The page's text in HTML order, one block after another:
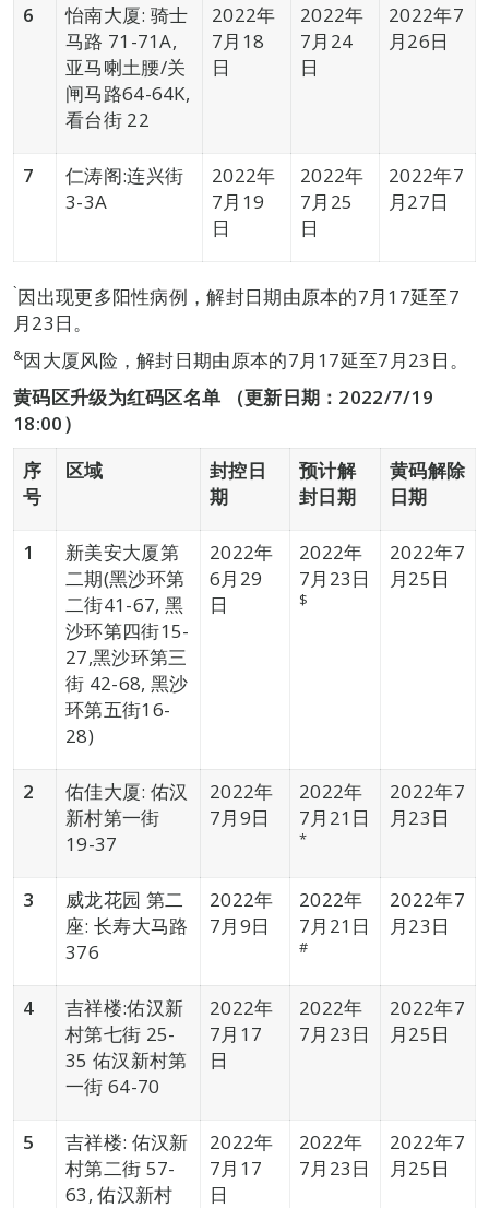
6
怡南大厦: 骑士
马路 71-71A,
亚马喇土腰/关
闸马路64-64K,
看台街 22
2022年
7月18
日
2022年
7月24
日
2022年7
月26日
7
仁涛阁:连兴街
3-3A
2022年
7月19
日
2022年
7月25
日
2022年7
月27日
`因出现更多阳性病例，解封日期由原本的7月17延至7
月23日。
&因大厦风险，解封日期由原本的7月17延至7月23日。
黄码区升级为红码区名单 （更新日期：2022/7/19
18:00）
序
号
区域
封控日
期
预计解
封日期
黄码解除
日期
1
新美安大厦第
二期(黑沙环第
二街41-67, 黑
沙环第四街15-
27,黑沙环第三
街 42-68, 黑沙
环第五街16-
28)
2022年
6月29
日
2022年
7月23日
$
2022年7
月25日
2
佑佳大厦: 佑汉
新村第一街
19-37
2022年
7月9日
2022年
7月21日
*
2022年7
月23日
3
威龙花园 第二
座: 长寿大马路
376
2022年
7月9日
2022年
7月21日
#
2022年7
月23日
4
吉祥楼:佑汉新
村第七街 25-
35 佑汉新村第
一街 64-70
2022年
7月17
日
2022年
7月23日
2022年7
月25日
5
吉祥楼: 佑汉新
村第二街 57-
63, 佑汉新村
2022年
7月17
日
2022年
7月23日
2022年7
月25日